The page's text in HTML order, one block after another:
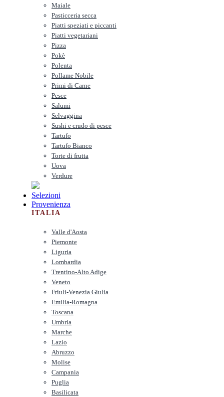
Maiale
Pasticceria secca
Piatti speziati e piccanti
Piatti vegetariani
Pizza
Pokè
Polenta
Pollame Nobile
Primi di Carne
Pesce
Salumi
Selvaggina
Sushi e crudo di pesce
Tartufo
Tartufo Bianco
Torte di frutta
Uova
Verdure
Selezioni
Provenienza
ITALIA
Valle d'Aosta
Piemonte
Liguria
Lombardia
Trentino-Alto Adige
Veneto
Friuli-Venezia Giulia
Emilia-Romagna
Toscana
Umbria
Marche
Lazio
Abruzzo
Molise
Campania
Puglia
Basilicata